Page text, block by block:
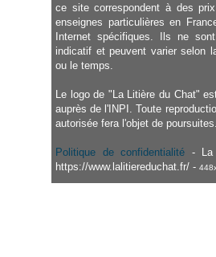
ce site correspondent à des
enseignes particulières en
Internet spécifiques. Ils ne
indicatif et peuvent varier selon
ou le temps.
Le logo de "La Litière du Chat"
auprès de l'INPI. Toute
autorisée fera l'objet de poursuites.
Politique de confidentialité - La
https://www.lalitiereduchat.fr/ -